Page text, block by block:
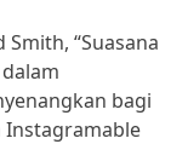
“Suasana
bagi
Instagramable